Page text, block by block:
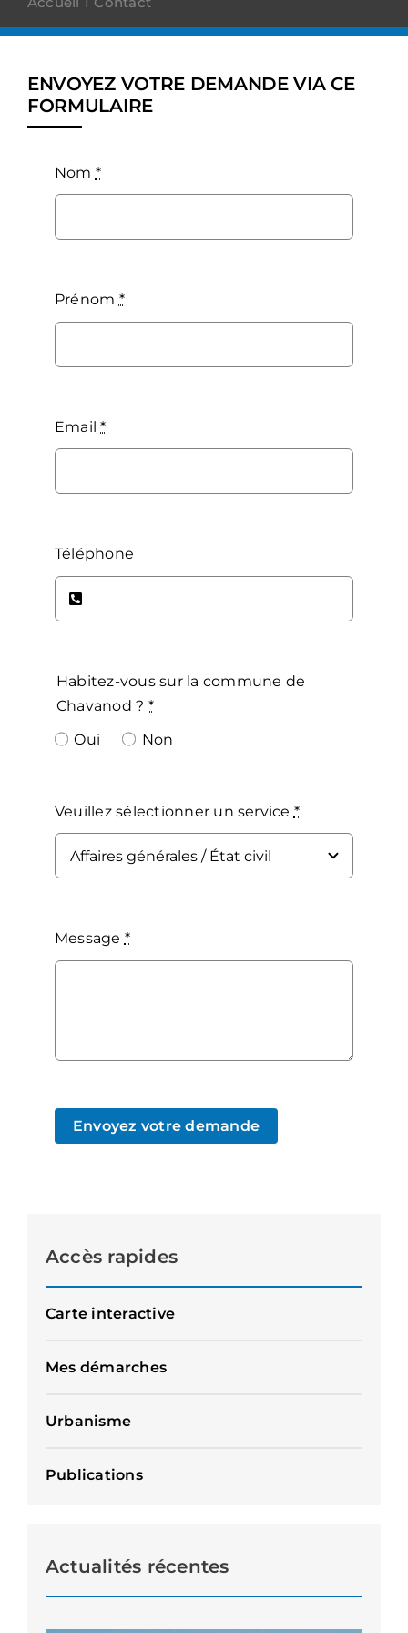
ENVOYEZ VOTRE DEMANDE VIA CE
FORMULAIRE
Nom *
Prénom *
Email*
Téléphone
Habitez-vous sur la commune de
Chavanod ? *
Oui
Non
Veuillez sélectionner un service *
Message *
Envoyez votre demande
Accès rapides
Carte interactive
Mes démarches
Urbanisme
Publications
Actualités récentes